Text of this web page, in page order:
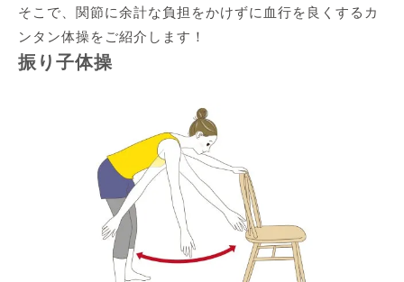
そこで、関節に余計な負担をかけずに血行を良くするカ
ンタン体操をご紹介します！
振り子体操